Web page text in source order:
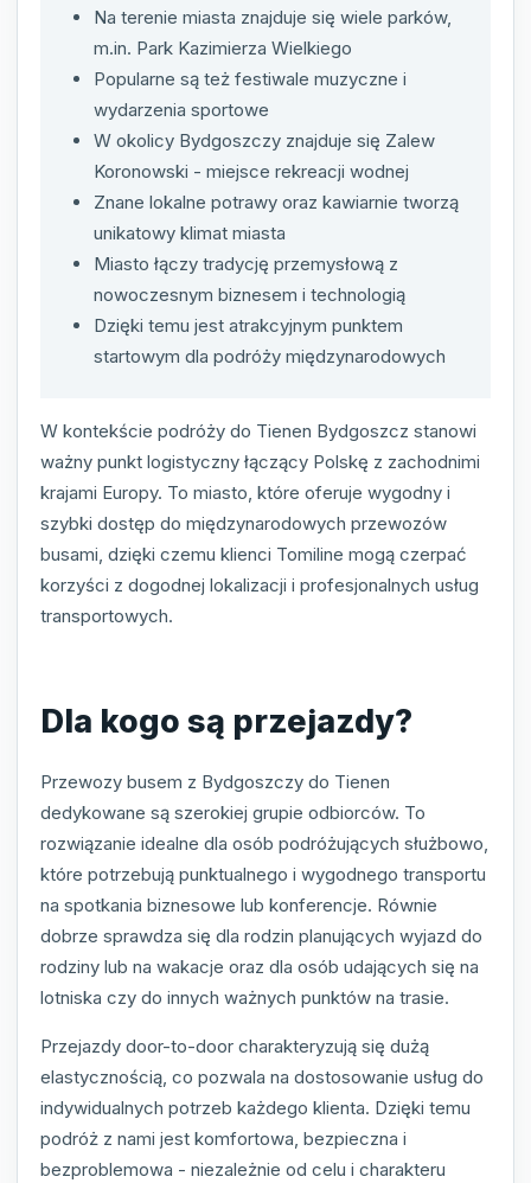
Na terenie miasta znajduje się wiele parków,
m.in. Park Kazimierza Wielkiego
Popularne są też festiwale muzyczne i
wydarzenia sportowe
W okolicy Bydgoszczy znajduje się Zalew
Koronowski - miejsce rekreacji wodnej
Znane lokalne potrawy oraz kawiarnie tworzą
unikatowy klimat miasta
Miasto łączy tradycję przemysłową z
nowoczesnym biznesem i technologią
Dzięki temu jest atrakcyjnym punktem
startowym dla podróży międzynarodowych
W kontekście podróży do Tienen Bydgoszcz stanowi
ważny punkt logistyczny łączący Polskę z zachodnimi
krajami Europy. To miasto, które oferuje wygodny i
szybki dostęp do międzynarodowych przewozów
busami, dzięki czemu klienci Tomiline mogą czerpać
korzyści z dogodnej lokalizacji i profesjonalnych usług
transportowych.
Dla kogo są przejazdy?
Przewozy busem z Bydgoszczy do Tienen
dedykowane są szerokiej grupie odbiorców. To
rozwiązanie idealne dla osób podróżujących służbowo,
które potrzebują punktualnego i wygodnego transportu
na spotkania biznesowe lub konferencje. Równie
dobrze sprawdza się dla rodzin planujących wyjazd do
rodziny lub na wakacje oraz dla osób udających się na
lotniska czy do innych ważnych punktów na trasie.
Przejazdy door-to-door charakteryzują się dużą
elastycznością, co pozwala na dostosowanie usług do
indywidualnych potrzeb każdego klienta. Dzięki temu
podróż z nami jest komfortowa, bezpieczna i
bezproblemowa - niezależnie od celu i charakteru